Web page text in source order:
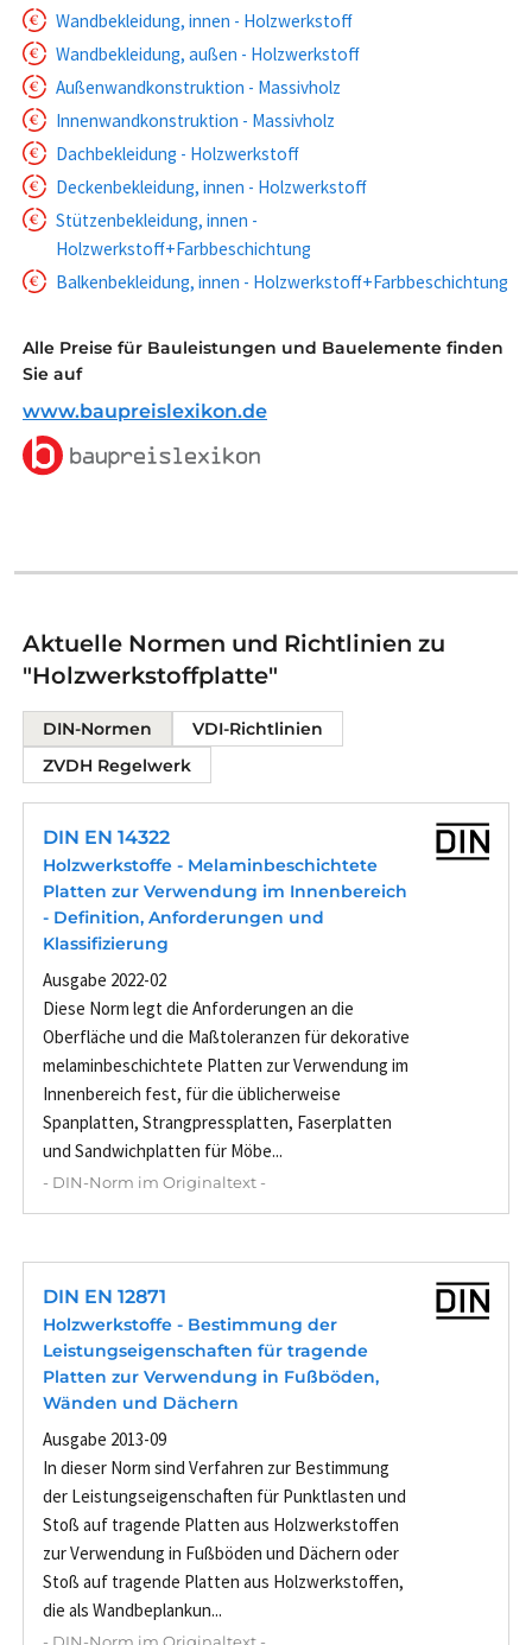
Wandbekleidung, innen - Holzwerkstoff
Wandbekleidung, außen - Holzwerkstoff
Außenwandkonstruktion - Massivholz
Innenwandkonstruktion - Massivholz
Dachbekleidung - Holzwerkstoff
Deckenbekleidung, innen - Holzwerkstoff
Stützenbekleidung, innen -
Holzwerkstoff+Farbbeschichtung
Balkenbekleidung, innen - Holzwerkstoff+Farbbeschichtung
Alle Preise für Bauleistungen und Bauelemente finden
Sie auf
www.baupreislexikon.de
Aktuelle Normen und Richtlinien zu
"Holzwerkstoffplatte"
DIN-Normen
VDI-Richtlinien
ZVDH Regelwerk
DIN EN 14322
Holzwerkstoffe - Melaminbeschichtete
Platten zur Verwendung im Innenbereich
- Definition, Anforderungen und
Klassifizierung
Ausgabe 2022-02
Diese Norm legt die Anforderungen an die
Oberfläche und die Maßtoleranzen für dekorative
melaminbeschichtete Platten zur Verwendung im
Innenbereich fest, für die üblicherweise
Spanplatten, Strangpressplatten, Faserplatten
und Sandwichplatten für Möbe...
- DIN-Norm im Originaltext -
DIN EN 12871
Holzwerkstoffe - Bestimmung der
Leistungseigenschaften für tragende
Platten zur Verwendung in Fußböden,
Wänden und Dächern
Ausgabe 2013-09
In dieser Norm sind Verfahren zur Bestimmung
der Leistungseigenschaften für Punktlasten und
Stoß auf tragende Platten aus Holzwerkstoffen
zur Verwendung in Fußböden und Dächern oder
Stoß auf tragende Platten aus Holzwerkstoffen,
die als Wandbeplankun...
- DIN-Norm im Originaltext -